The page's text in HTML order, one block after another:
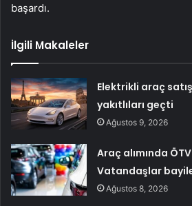
başardı.
İlgili Makaleler
Elektrikli araç
yakıtlıları geçti
Ağustos 9, 2026
Araç alımında
Vatandaşlar
Ağustos 8, 2026